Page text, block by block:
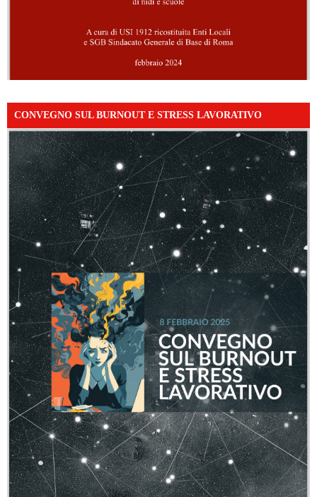
CONVEGNO SUL BURNOUT E STRESS LAVORATIVO